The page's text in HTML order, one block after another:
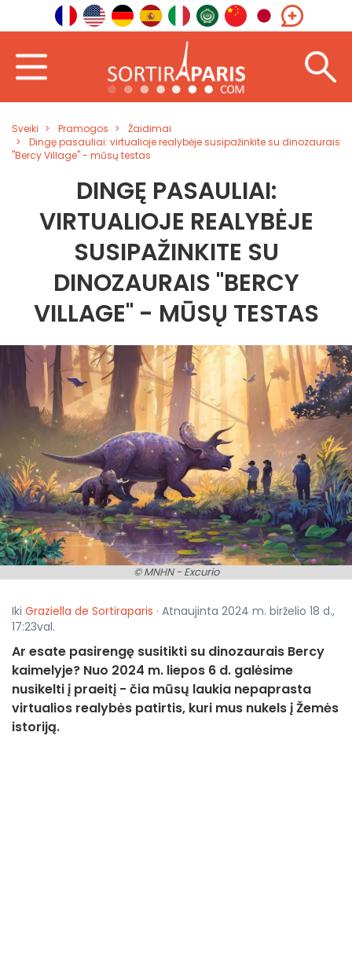
Sveiki Pramogos
Žaidimai
Dingę pasauliai: virtualioje realybėje susipažinkite su dinozaurais
"Bercy Village" - mūsų testas
DINGĘ PASAULIAI:
VIRTUALIOJE REALYBĖJE
SUSIPAŽINKITE SU
DINOZAURAIS "BERCY
VILLAGE" - MŪSŲ TESTAS
© MNHN - Excurio
Iki Graziella de Sortiraparis · Atnaujinta 2024 m. birželio 18 d.,
17:23val.
Ar esate pasirengę susitikti su dinozaurais Bercy
kaimelyje? Nuo 2024 m. liepos 6 d. galėsime
nusikelti į praeitį - čia mūsų laukia nepaprasta
virtualios realybės patirtis, kuri mus nukels į Žemės
istoriją.